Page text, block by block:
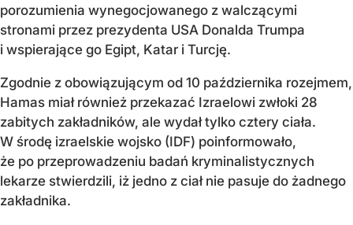
porozumienia wynegocjowanego z walczącymi
stronami przez prezydenta USA Donalda Trumpa
i wspierające go Egipt, Katar i Turcję.
Zgodnie z obowiązującym od 10 października rozejmem,
Hamas miał również przekazać Izraelowi zwłoki 28
zabitych zakładników, ale wydał tylko cztery ciała.
W środę izraelskie wojsko (IDF) poinformowało,
że po przeprowadzeniu badań kryminalistycznych
lekarze stwierdzili, iż jedno z ciał nie pasuje do żadnego
zakładnika.